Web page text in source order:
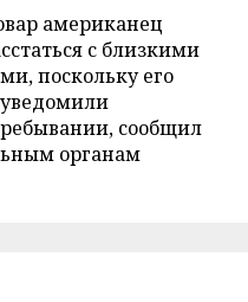
американец
с близкими
поскольку его
сообщил
органам